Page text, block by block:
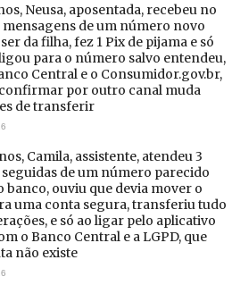
Neusa, aposentada, recebeu no
mensagens de um número novo
da filha, fez 1 Pix de pijama e só
para o número salvo entendeu,
Central e o Consumidor.gov.br,
por outro canal muda
de transferir
Camila, assistente, atendeu 3
de um número parecido
banco, ouviu que devia mover o
uma conta segura, transferiu tudo
e só ao ligar pelo aplicativo
o Banco Central e a LGPD, que
não existe